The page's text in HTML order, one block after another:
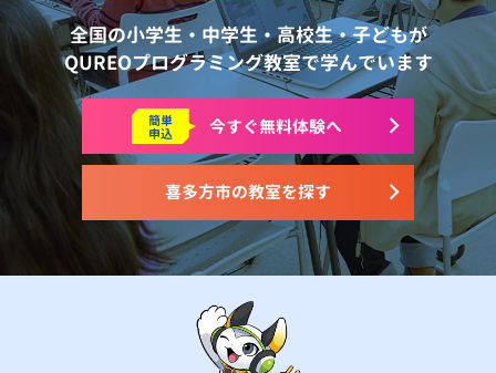
全国の小学生・中学生・高校生・子どもが
QUREOプログラミング教室で学んでいます
喜多方市の教室を探す
簡単
申込 今すぐ無料体験へ